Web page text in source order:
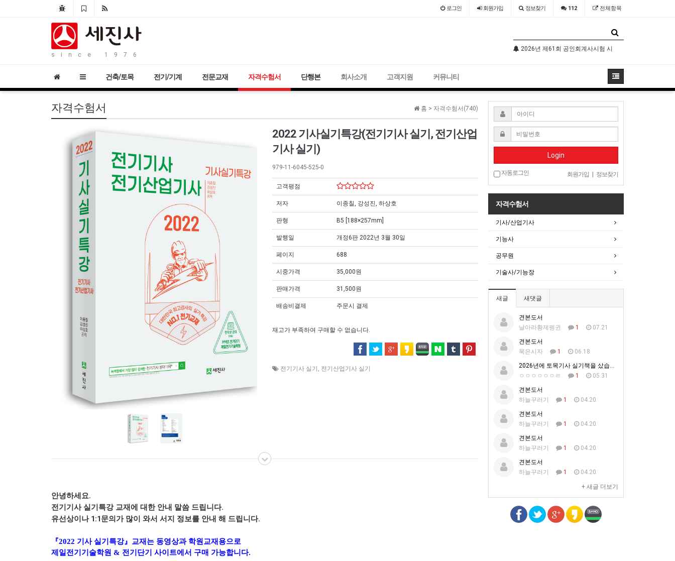
로그인 회원가입 정보찾기 112 전체항목
since 1976
2026년 제61회 공인회계사시험 시행공고
건축/토목 전기/기계 전문교재 자격수험서 단행본 회사소개 고객지원 커뮤니티
홈 > 자격수험서(740)
자격수험서
2022 기사실기특강(전기기사 실기, 전기산업
기사 실기)
979-11-6045-525-0
고객평점
저자 이종칠, 강성진, 하상호
판형 B5 [188×257mm]
발행일 개정6판 2022년 3월 30일
페이지 688
시중가격 35,000원
판매가격 31,500원
배송비결제 주문시 결제
재고가 부족하여 구매할 수 없습니다.
전기기사 실기 전기산업기사 실기
안녕하세요.
전기기사 실기특강 교재에 대한 안내 말씀 드립니다.
유선상이나 1:1문의가 많이 와서 서지 정보를 안내 해 드립니다.
『2022 기사 실기특강』교재는 동영상과 학원교재용으로
제일전기기술학원 & 전기단기 사이트에서 구매 가능합니다.
Login
자동로그인 회원가입 | 정보찾기
자격수험서
기사/산업기사
기능사
공무원
기술사/기능장
새글 새댓글
견본도서
날아라황제펭귄
1
07.21
견본도서
묵은시자
1
06.18
2026년에 토목기사 실기책을 샀습니다.
ㅇㅇㅇㅇㅇㅇㄹ
1
05.31
견본도서
하늘꾸러기
1
04.20
견본도서
하늘꾸러기
1
04.20
견본도서
하늘꾸러기
1
04.20
견본도서
하늘꾸러기
1 04.20
+ 새글 더보기